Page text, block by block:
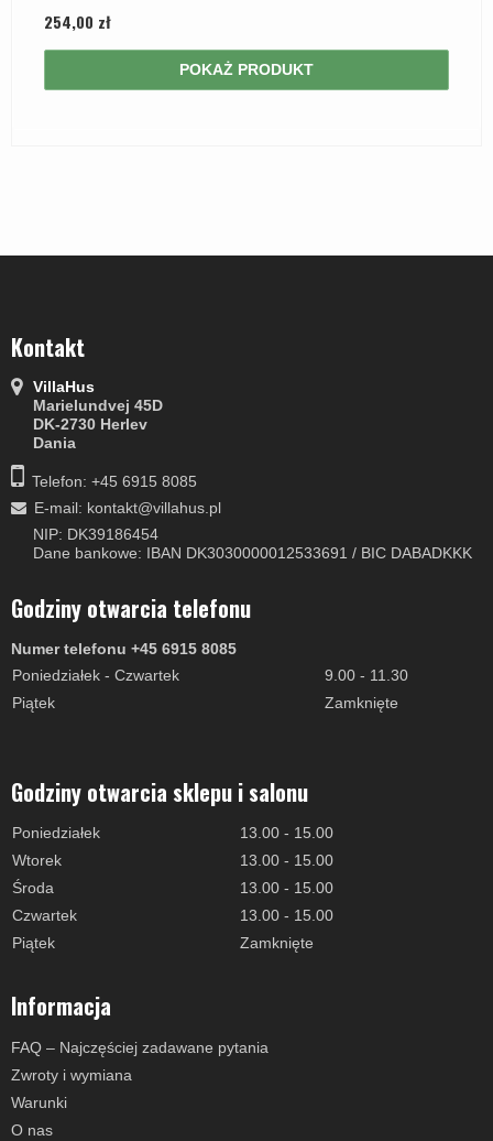
254,00 zł
POKAŻ PRODUKT
Kontakt
VillaHus
Marielundvej 45D
DK-2730 Herlev
Dania
Telefon: +45 6915 8085
E-mail: kontakt@villahus.pl
NIP: DK39186454
Dane bankowe: IBAN DK3030000012533691 / BIC DABADKKK
Godziny otwarcia telefonu
Numer telefonu +45 6915 8085
Poniedziałek - Czwartek
9.00 - 11.30
Piątek
Zamknięte
Godziny otwarcia sklepu i salonu
Poniedziałek
13.00 - 15.00
Wtorek
13.00 - 15.00
Środa
13.00 - 15.00
Czwartek
13.00 - 15.00
Piątek
Zamknięte
Informacja
FAQ – Najczęściej zadawane pytania
Zwroty i wymiana
Warunki
O nas